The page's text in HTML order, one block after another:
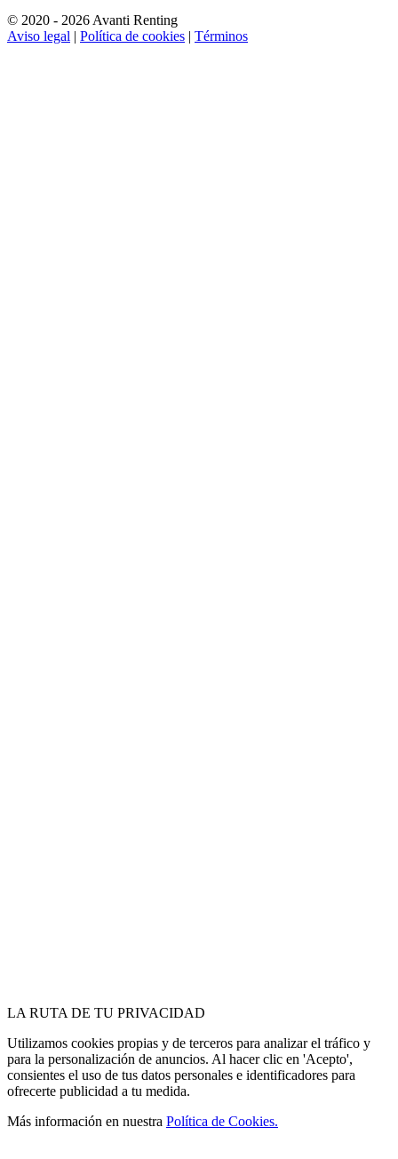
© 2020 - 2026 Avanti Renting
Aviso legal | Política de cookies | Términos
LA RUTA DE TU PRIVACIDAD
Utilizamos cookies propias y de terceros para analizar el tráfico y
para la personalización de anuncios. Al hacer clic en 'Acepto',
consientes el uso de tus datos personales e identificadores para
ofrecerte publicidad a tu medida.
Más información en nuestra Política de Cookies.